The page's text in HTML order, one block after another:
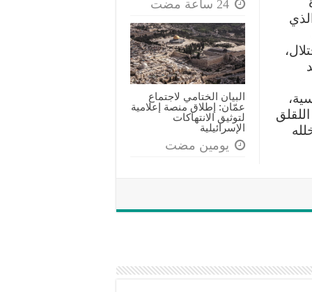
البيان الختامي لاجتماع
عمّان: إطلاق منصة إعلامية
لتوثيق الانتهاكات
الإسرائيلية
‏يومين مضت